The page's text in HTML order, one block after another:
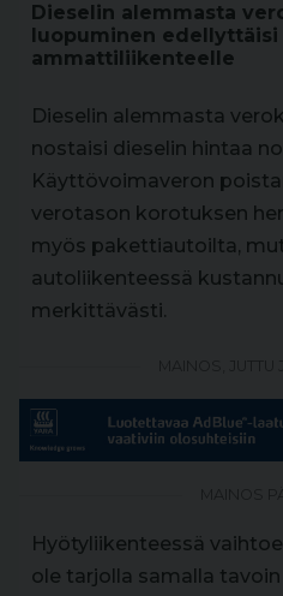
Dieselin alemmasta
luopuminen edellyttäisi
ammattiliikenteelle
Dieselin alemmasta
nostaisi dieselin hintaa
Käyttövoimaveron
verotason korotuksen
myös pakettiautoilta,
autoliikenteessä
merkittävästi.
Hyötyliikenteessä
ole tarjolla samalla